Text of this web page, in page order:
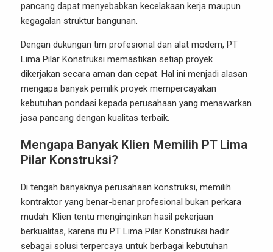
pancang dapat menyebabkan kecelakaan kerja maupun
kegagalan struktur bangunan.
Dengan dukungan tim profesional dan alat modern, PT
Lima Pilar Konstruksi memastikan setiap proyek
dikerjakan secara aman dan cepat. Hal ini menjadi alasan
mengapa banyak pemilik proyek mempercayakan
kebutuhan pondasi kepada perusahaan yang menawarkan
jasa pancang dengan kualitas terbaik.
Mengapa Banyak Klien Memilih PT Lima
Pilar Konstruksi?
Di tengah banyaknya perusahaan konstruksi, memilih
kontraktor yang benar-benar profesional bukan perkara
mudah. Klien tentu menginginkan hasil pekerjaan
berkualitas, karena itu PT Lima Pilar Konstruksi hadir
sebagai solusi terpercaya untuk berbagai kebutuhan